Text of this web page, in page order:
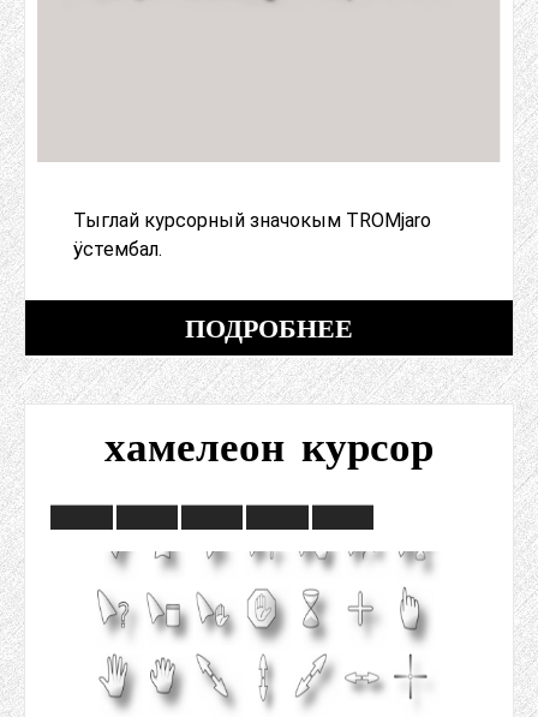
Тыглай курсорный значокым TROMjaro
ӱстембал.
ПОДРОБНЕЕ
хамелеон курсор